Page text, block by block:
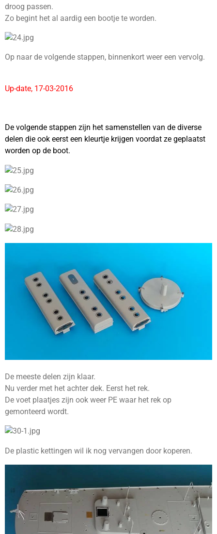
droog passen.
Zo begint het al aardig een bootje te worden.
Op naar de volgende stappen, binnenkort weer een vervolg.
Up-date, 17-03-2016
De volgende stappen zijn het samenstellen van de diverse
delen die ook eerst een kleurtje krijgen voordat ze geplaatst
worden op de boot.
De meeste delen zijn klaar.
Nu verder met het achter dek. Eerst het rek.
De voet plaatjes zijn ook weer PE waar het rek op
gemonteerd wordt.
De plastic kettingen wil ik nog vervangen door koperen.